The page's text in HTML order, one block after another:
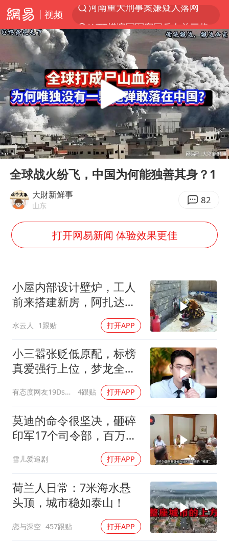
视频
光影经济撬动暑期消费新蓝海
日本发布排名：“中国第一，美日德韩英法居后”
微信又有新功能，你可以“撤回”你的撤回了！
大V：马科斯把路走绝了
白海豚将正面袭击贯穿浙江
情侣在平潭拍日出时坠崖致一死一伤
杭州全市有序停课
《欢迎来龙餐馆》口碑
酒店花洒现排泄物住客索赔遭拒
夏日经济乘“热”而上 消费市场向“新”而行
身体出现这几个信号可能是肝在求救
宇树王兴兴被问了360多个问题
全民健身事业高质量发展
上四休三，但降薪1000元，你接受吗？
乐享全民健身 共筑健康中国
Play
00:00 06:42
全球战火纷飞，中国为何能独善其身？1
大財新鲜事
山东 82
打开网易新闻 体验效果更佳
小屋内部设计壁炉，工人
前来搭建新房，阿扎达思
水云人 1跟贴 打开APP
小三嚣张贬低原配，标榜
真爱强行上位，梦龙全程
有态度网友19Dsym 4跟贴 打开APP
莫迪的命令很坚决，砸碎
印军17个司令部，百万印
雪儿爱追剧 打开APP
荷兰人日常：7米海水悬
头顶，城市稳如泰山！
恋与深空 457跟贴 打开APP